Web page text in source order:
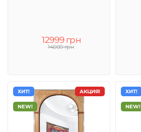
12999 грн
14000 грн
АКЦИЯ!
ХИТ!
NEW!
ХИТ!
NEW!